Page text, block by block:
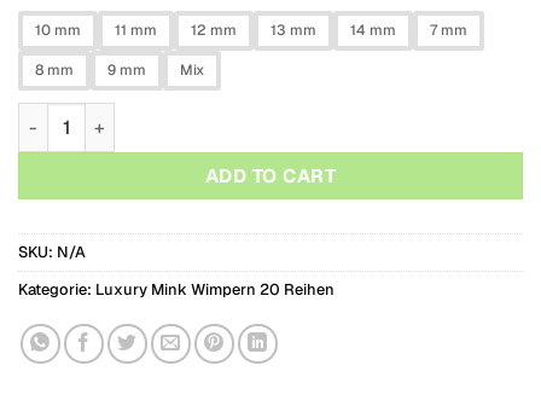
10 mm 11 mm 12 mm 13 mm 14 mm 7 mm
8 mm 9 mm Mix
Luxury Mink 0,07 M Menge
ADD TO CART
SKU: N/A
Kategorie: Luxury Mink Wimpern 20 Reihen